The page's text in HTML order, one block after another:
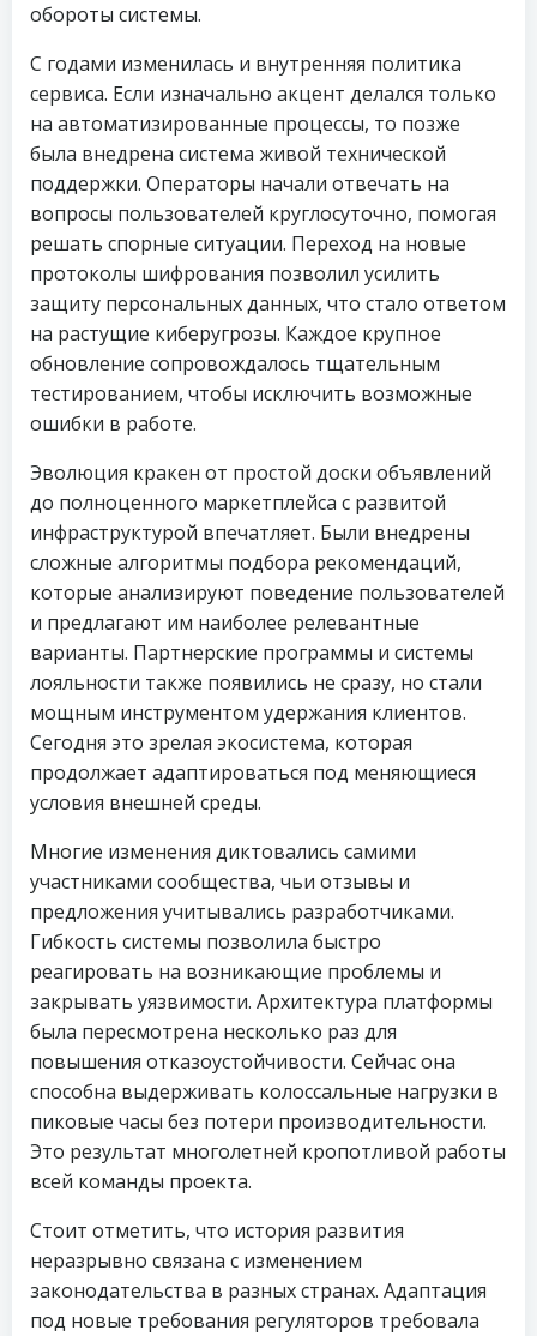
обороты системы.
С годами изменилась и внутренняя политика
сервиса. Если изначально акцент делался только
на автоматизированные процессы, то позже
была внедрена система живой технической
поддержки. Операторы начали отвечать на
вопросы пользователей круглосуточно, помогая
решать спорные ситуации. Переход на новые
протоколы шифрования позволил усилить
защиту персональных данных, что стало ответом
на растущие киберугрозы. Каждое крупное
обновление сопровождалось тщательным
тестированием, чтобы исключить возможные
ошибки в работе.
Эволюция кракен от простой доски объявлений
до полноценного маркетплейса с развитой
инфраструктурой впечатляет. Были внедрены
сложные алгоритмы подбора рекомендаций,
которые анализируют поведение пользователей
и предлагают им наиболее релевантные
варианты. Партнерские программы и системы
лояльности также появились не сразу, но стали
мощным инструментом удержания клиентов.
Сегодня это зрелая экосистема, которая
продолжает адаптироваться под меняющиеся
условия внешней среды.
Многие изменения диктовались самими
участниками сообщества, чьи отзывы и
предложения учитывались разработчиками.
Гибкость системы позволила быстро
реагировать на возникающие проблемы и
закрывать уязвимости. Архитектура платформы
была пересмотрена несколько раз для
повышения отказоустойчивости. Сейчас она
способна выдерживать колоссальные нагрузки в
пиковые часы без потери производительности.
Это результат многолетней кропотливой работы
всей команды проекта.
Стоит отметить, что история развития
неразрывно связана с изменением
законодательства в разных странах. Адаптация
под новые требования регуляторов требовала